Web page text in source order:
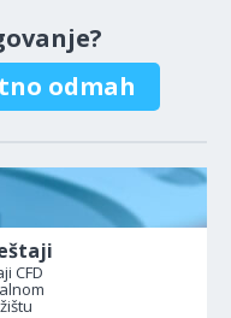
odmah
CFD